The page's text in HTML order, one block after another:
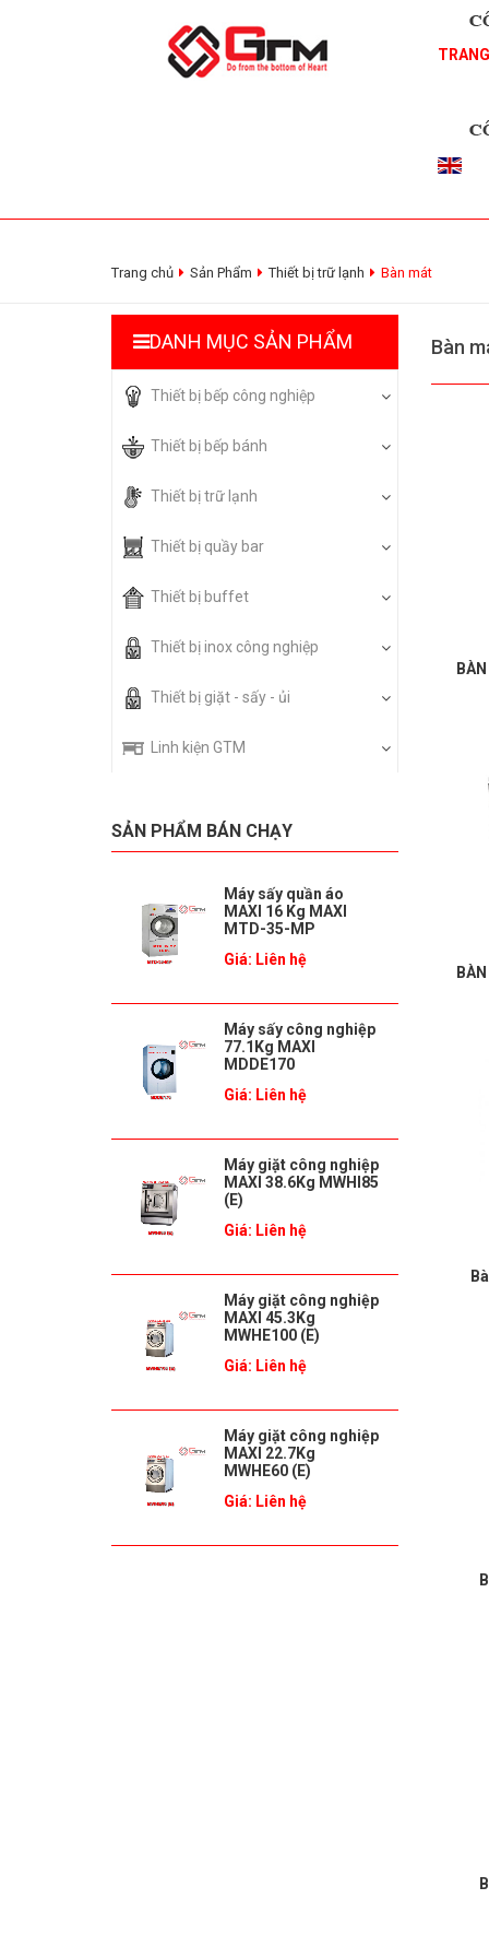
Trang chủ Sản Phẩm Thiết bị trữ lạnh Bàn mát
Bàn
DANH MỤC SẢN PHẨM
Thiết bị bếp công nghiệp
Thiết bị bếp bánh
Thiết bị trữ lạnh
Thiết bị quầy bar
Thiết bị buffet
Thiết bị inox công nghiệp
Thiết bị giặt - sấy - ủi
Linh kiện GTM
SẢN PHẨM BÁN CHẠY
Máy sấy quần áo
MAXI 16 Kg MAXI
MTD-35-MP
Giá: Liên hệ
Máy sấy công nghiệp
77.1Kg MAXI
MDDE170
Giá: Liên hệ
Máy giặt công nghiệp
MAXI 38.6Kg MWHI85
(E)
Giá: Liên hệ
Máy giặt công nghiệp
MAXI 45.3Kg
MWHE100 (E)
Giá: Liên hệ
Máy giặt công nghiệp
MAXI 22.7Kg
MWHE60 (E)
Giá: Liên hệ